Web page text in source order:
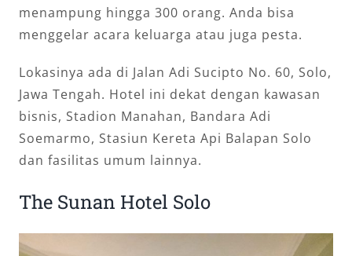
menampung hingga 300 orang. Anda bisa
menggelar acara keluarga atau juga pesta.
Lokasinya ada di Jalan Adi Sucipto No. 60, Solo,
Jawa Tengah. Hotel ini dekat dengan kawasan
bisnis, Stadion Manahan, Bandara Adi
Soemarmo, Stasiun Kereta Api Balapan Solo
dan fasilitas umum lainnya.
The Sunan Hotel Solo